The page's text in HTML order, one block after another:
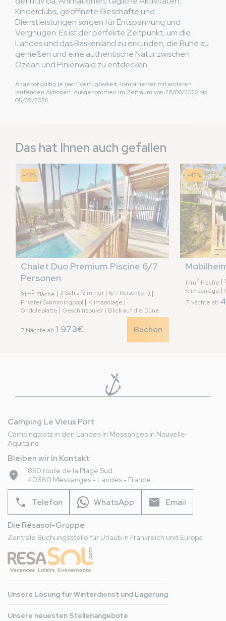
Kinderclubs, geöffnete Geschäfte und
Dienstleistungen sorgen für Entspannung und
Vergnügen. Es ist der perfekte Zeitpunkt, um die
Landes und das Baskenland zu erkunden, die Ruhe zu
genießen und eine authentische Natur zwischen
Ozean und Pinienwald zu entdecken.
Angebot gültig je nach Verfügbarkeit, kombinierbar mit anderen
laufenden Aktionen. Ausgenommen im Zeitraum von 28/06/2026 bis
05/09/2026.
Das hat Ihnen auch gefallen
-42%
Chalet Duo Premium Piscine 6/7
Personen
91m2 Fläche 3 Schlafzimmer
6/7 Person(en)
Privater Swimmingpool
Klimaanlage
Griddleplatte
Geschirrspüler Blick auf die Düne
7 Nächte ab1 973€ Buchen
-42%
17m2 Fläche
Klimaanlage
7 Nächte ab
Camping Le Vieux Port
Campingplatz in den Landes in Messanges in Nouvelle-
Aquitaine
Bleiben wir in Kontakt
place
850 route de la Plage Sud
40660 Messanges - Landes - France
phone Telefon WhatsApp mail Email
Die Resasol-Gruppe
Zentrale Buchungsstelle für Urlaub in Frankreich und Europa
Unsere Lösung für Winterdienst und Lagerung
Unsere neuesten Stellenangebote